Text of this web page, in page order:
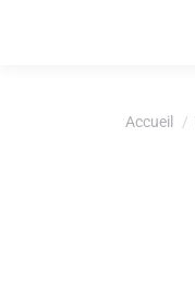
Accueil